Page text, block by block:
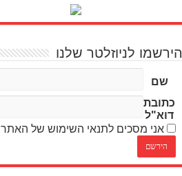
הירשמו לניוזלטר שלנו
שם
כתובת
דוא"ל
אני מסכים לתנאי השימוש של האתר